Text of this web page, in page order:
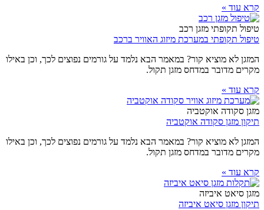
קרא עוד »
טיפול תקופתי מזגן רכב
טיפול תקופתי במערכת מיזוג האוויר ברכב
המזגן לא מוציא קור? במאמר הבא נלמד על גורמים נפוצים לכך, וכן באילו
מקרים מדובר במדחס מזגן תקול.
קרא עוד »
מזגן סקודה אוקטביה
תיקון מזגן סקודה אוקטביה
המזגן לא מוציא קור? במאמר הבא נלמד על גורמים נפוצים לכך, וכן באילו
מקרים מדובר במדחס מזגן תקול.
קרא עוד »
מזגן סיאט איביזה
תיקון מזגן סיאט איביזה